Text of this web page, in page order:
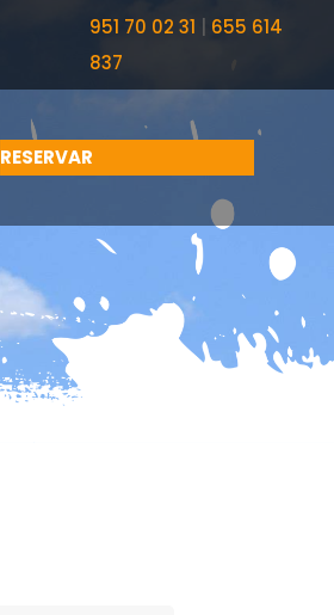
951 70 02 31 | 655 614
837
RESERVAR